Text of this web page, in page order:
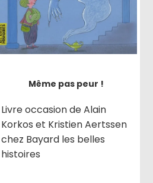
Même pas peur !
Livre occasion de Alain
Korkos et Kristien Aertssen
chez Bayard les belles
histoires